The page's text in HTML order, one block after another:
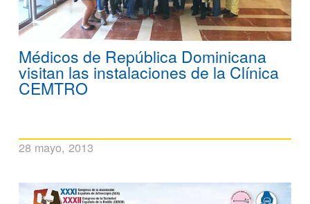
Médicos de República Dominicana
visitan las instalaciones de la Clínica
CEMTRO
28 mayo, 2013